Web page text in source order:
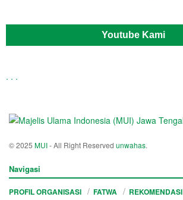
Youtube Kami
. . .
© 2025 MUI- All Right Reserved unwahas.
Navigasi
PROFIL ORGANISASI FATWA REKOMENDASI